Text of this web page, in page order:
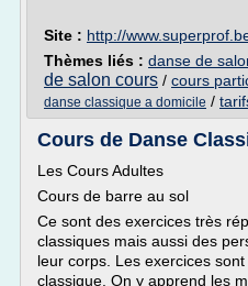
Site : http://
Thèmes liés : danse de
de salon cours / cours
danse classique a domicile /
Cours de Danse
Les Cours Adultes
Cours de barre au sol
Ce sont des exercices très
classiques mais aussi des
leur corps. Les exercices
classique. On y apprend les